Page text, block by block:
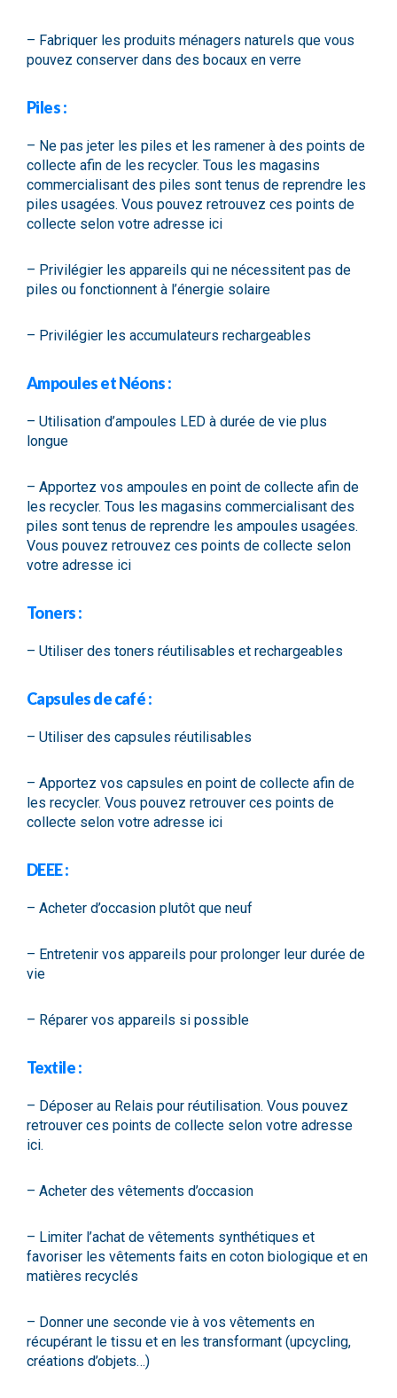
– Fabriquer les produits ménagers naturels que vous
pouvez conserver dans des bocaux en verre
Piles :
– Ne pas jeter les piles et les ramener à des points de
collecte afin de les recycler. Tous les magasins
commercialisant des piles sont tenus de reprendre les
piles usagées. Vous pouvez retrouvez ces points de
collecte selon votre adresse ici
– Privilégier les appareils qui ne nécessitent pas de
piles ou fonctionnent à l’énergie solaire
– Privilégier les accumulateurs rechargeables
Ampoules et Néons :
– Utilisation d’ampoules LED à durée de vie plus
longue
– Apportez vos ampoules en point de collecte afin de
les recycler. Tous les magasins commercialisant des
piles sont tenus de reprendre les ampoules usagées.
Vous pouvez retrouvez ces points de collecte selon
votre adresse ici
Toners :
– Utiliser des toners réutilisables et rechargeables
Capsules de café :
– Utiliser des capsules réutilisables
– Apportez vos capsules en point de collecte afin de
les recycler. Vous pouvez retrouver ces points de
collecte selon votre adresse ici
DEEE :
– Acheter d’occasion plutôt que neuf
– Entretenir vos appareils pour prolonger leur durée de
vie
– Réparer vos appareils si possible
Textile :
– Déposer au Relais pour réutilisation. Vous pouvez
retrouver ces points de collecte selon votre adresse
ici.
– Acheter des vêtements d’occasion
– Limiter l’achat de vêtements synthétiques et
favoriser les vêtements faits en coton biologique et en
matières recyclés
– Donner une seconde vie à vos vêtements en
récupérant le tissu et en les transformant (upcycling,
créations d’objets…)